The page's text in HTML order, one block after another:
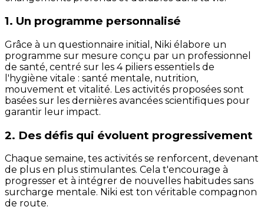
1. Un programme personnalisé
Grâce à un questionnaire initial, Niki élabore un
programme sur mesure conçu par un professionnel
de santé, centré sur les 4 piliers essentiels de
l'hygiène vitale : santé mentale, nutrition,
mouvement et vitalité. Les activités proposées sont
basées sur les dernières avancées scientifiques pour
garantir leur impact.
2. Des défis qui évoluent progressivement
Chaque semaine, tes activités se renforcent, devenant
de plus en plus stimulantes. Cela t'encourage à
progresser et à intégrer de nouvelles habitudes sans
surcharge mentale. Niki est ton véritable compagnon
de route.